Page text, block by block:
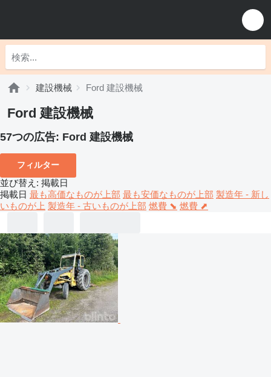
建設機械 Ford 建設機械
Ford 建設機械
57つの広告: Ford 建設機械
フィルター
並び替え : 掲載日
掲載日 最も高価なものが上部 最も安価なものが上部 製造年 - 新し
いものが上 製造年 - 古いものが上部 燃費 ⬊ 燃費 ⬈